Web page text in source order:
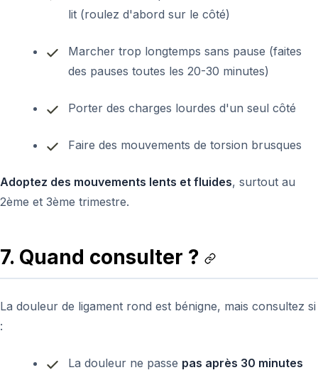
lit (roulez d'abord sur le côté)
Marcher trop longtemps sans pause (faites
des pauses toutes les 20-30 minutes)
Porter des charges lourdes d'un seul côté
Faire des mouvements de torsion brusques
Adoptez des mouvements lents et fluides, surtout au
2ème et 3ème trimestre.
7. Quand consulter ?
La douleur de ligament rond est bénigne, mais consultez si
:
La douleur ne passe pas après 30 minutes